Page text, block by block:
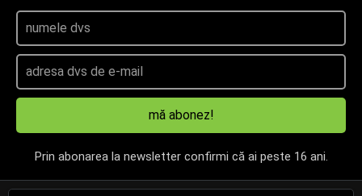
mă abonez!
Prin abonarea la newsletter confirmi că ai peste 16 ani.